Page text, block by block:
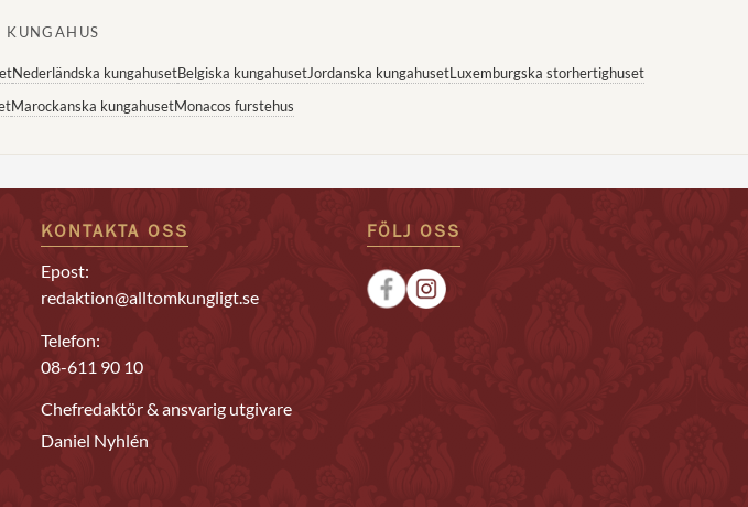
KUNGAHUS
Nederländska kungahusetBelgiska kungahusetJordanska kungahusetLuxemburgska storhertighuset
Marockanska kungahusetMonacos furstehus
KONTAKTA OSS
Epost:
redaktion@alltomkungligt.se
Telefon:
08-611 90 10
Chefredaktör & ansvarig utgivare
Daniel Nyhlén
FÖLJ OSS